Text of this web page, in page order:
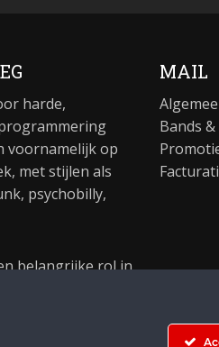
harde,
voornamelijk op
met stijlen als
psychobilly,
belangrijke rol in
MAIL
Bands